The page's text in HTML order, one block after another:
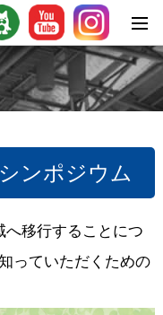
ンポジウム
移行することにつ
っていただくための